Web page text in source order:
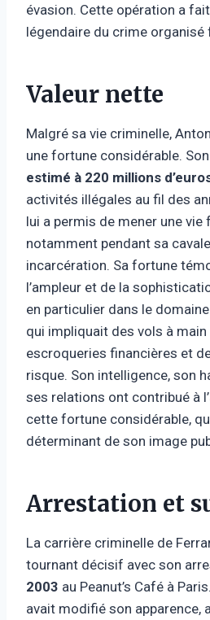
évasion. Cette opération a
légendaire du crime organisé
Valeur nette
Malgré sa vie criminelle,
une fortune considérable. Son
estimé à 220 millions
activités illégales au fil des
lui a permis de mener une vie
notamment pendant sa
incarcération. Sa fortune
l’ampleur et de la
en particulier dans le
qui impliquait des vols à main
escroqueries financières et
risque. Son intelligence, son
ses relations ont contribué à
cette fortune considérable,
déterminant de son image
Arrestation et
La carrière criminelle de
tournant décisif avec son
2003 au Peanut’s Café à
avait modifié son apparence,